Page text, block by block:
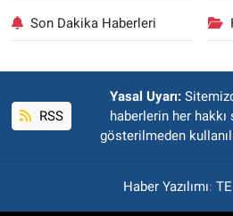
Son Dakika Haberleri
RSS
Yasal Uyarı:
haberlerin her hakkı
gösterilmeden
Haber Yazılımı: